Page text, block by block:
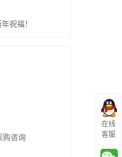
在线
客服
祝福！
购咨询